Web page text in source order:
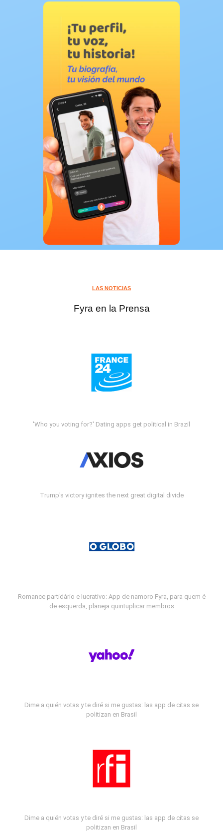
LAS NOTICIAS
Fyra en la Prensa
'Who you voting for?' Dating apps get political in Brazil
Trump's victory ignites the next great digital divide
Romance partidário e lucrativo: App de namoro Fyra, para quem é
de esquerda, planeja quintuplicar membros
Dime a quién votas y te diré si me gustas: las app de citas se
politizan en Brasil
Dime a quién votas y te diré si me gustas: las app de citas se
politizan en Brasil